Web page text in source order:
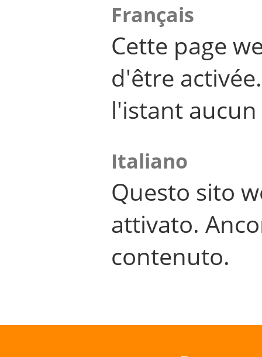
Français
Cette page
d'être
l'istant
Italiano
Questo sito
attivato.
contenuto.